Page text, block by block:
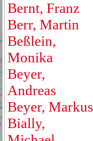
Bernt, Franz
Berr, Martin
Beßlein,
Monika
Beyer,
Andreas
Beyer, Markus
Bially,